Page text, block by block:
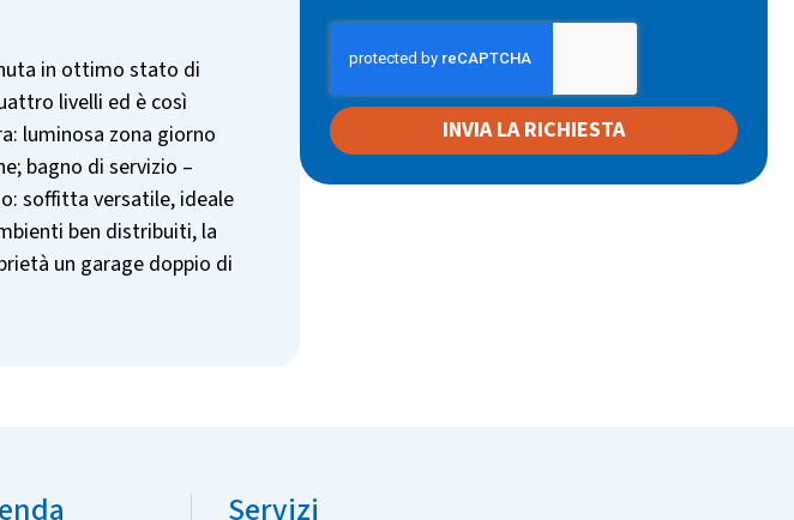
in ottimo stato di
livelli ed è così
luminosa zona giorno
bagno di servizio –
soffitta versatile, ideale
ben distribuiti, la
un garage doppio di
INVIA LA RICHIESTA
Servizi